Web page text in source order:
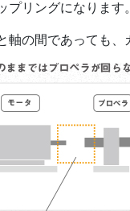
プリングになります
軸の間であっても